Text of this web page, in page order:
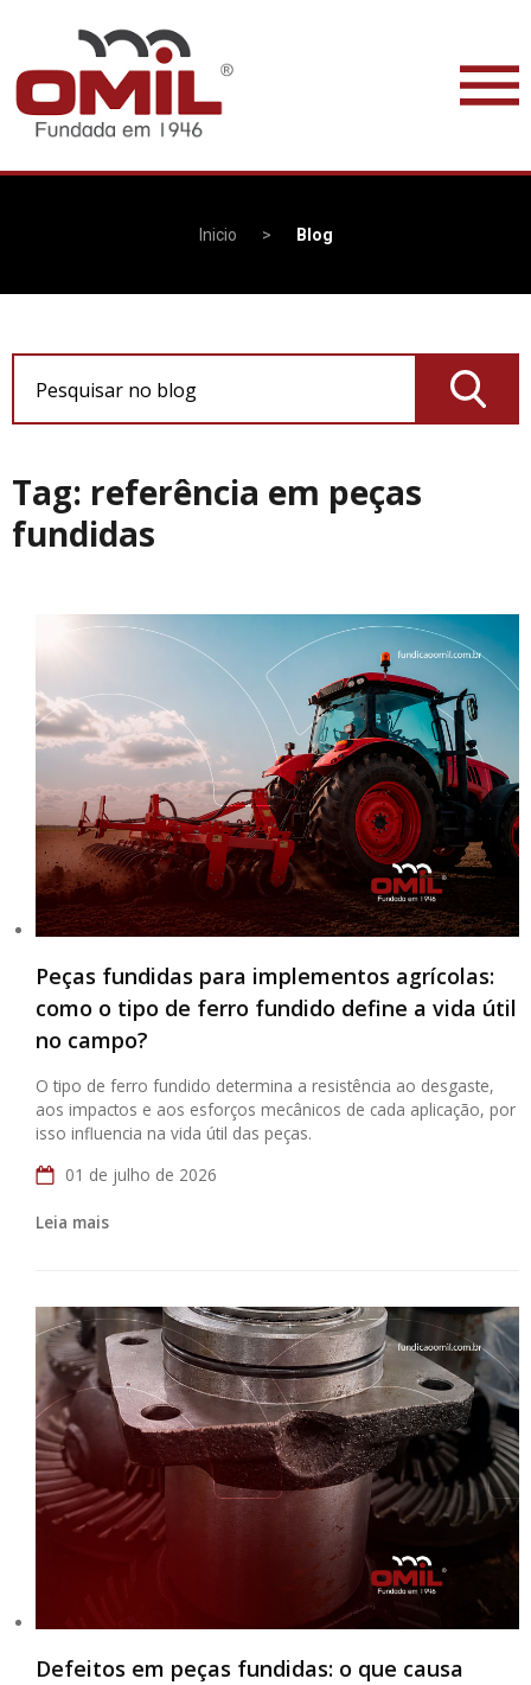
Inicio > Blog
Tag: referência em peças
fundidas
Peças fundidas para implementos agrícolas:
como o tipo de ferro fundido define a vida útil
no campo?
O tipo de ferro fundido determina a resistência ao desgaste,
aos impactos e aos esforços mecânicos de cada aplicação, por
isso influencia na vida útil das peças.
01 de julho de 2026
Leia mais
Defeitos em peças fundidas: o que causa
Pesquisar no blog